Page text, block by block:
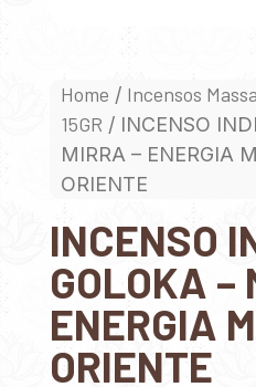
Home / Incensos
15GR / INCENSO
MIRRA – ENERGIA
ORIENTE
INCENSO
GOLOKA –
ENERGIA
ORIENTE